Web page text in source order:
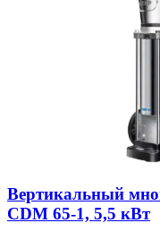
Вертикальный
CDM 65-1, 5,5 кВт